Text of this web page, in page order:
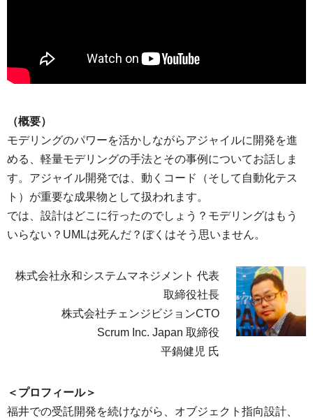
（概要）
モデリングのパワーを活かしながらアジャイルに開発を進
める、軽量モデリングの手法とその事例についてお話しま
す。アジャイル開発では、動くコード（そして自動化テス
ト）が重要な成果物として扱われます。
では、設計はどこに行ったのでしょう？モデリングはもう
いらない？UMLは死んだ？ぼくはそう思いません。
株式会社永和システムマネジメント 代表
取締役社長
株式会社チェンジビジョンCTO
Scrum Inc. Japan 取締役
平鍋健児 氏
＜プロフィール＞
福井での受託開発を続けながら、オブジェクト指向設計、